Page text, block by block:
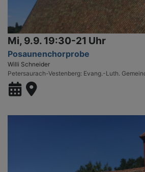
Mi, 9.9. 19:30-21 Uhr
Posaunenchorprobe
Willi Schneider
Petersaurach-Vestenberg Evang.-Luth.